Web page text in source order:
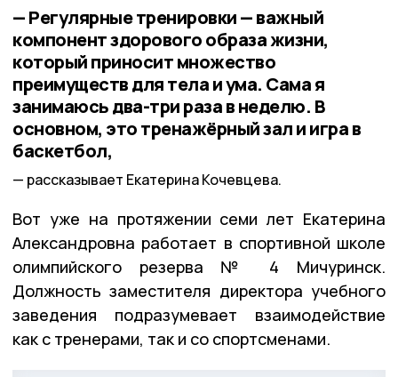
— Регулярные тренировки — важный
компонент здорового образа жизни,
который приносит множество
преимуществ для тела и ума. Сама я
занимаюсь два-три раза в неделю. В
основном, это тренажёрный зал и игра в
баскетбол,
рассказывает Екатерина Кочевцева.
Вот уже на протяжении семи лет Екатерина
Александровна работает в спортивной школе
олимпийского резерва № 4 Мичуринск.
Должность заместителя директора учебного
заведения подразумевает взаимодействие
как с тренерами, так и со спортсменами.